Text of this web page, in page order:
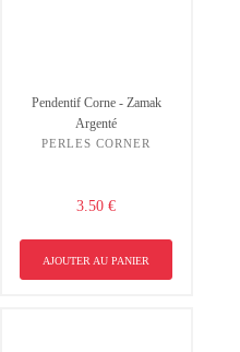
Pendentif Corne - Zamak
Argenté
PERLES CORNER
3.50 €
AJOUTER AU PANIER